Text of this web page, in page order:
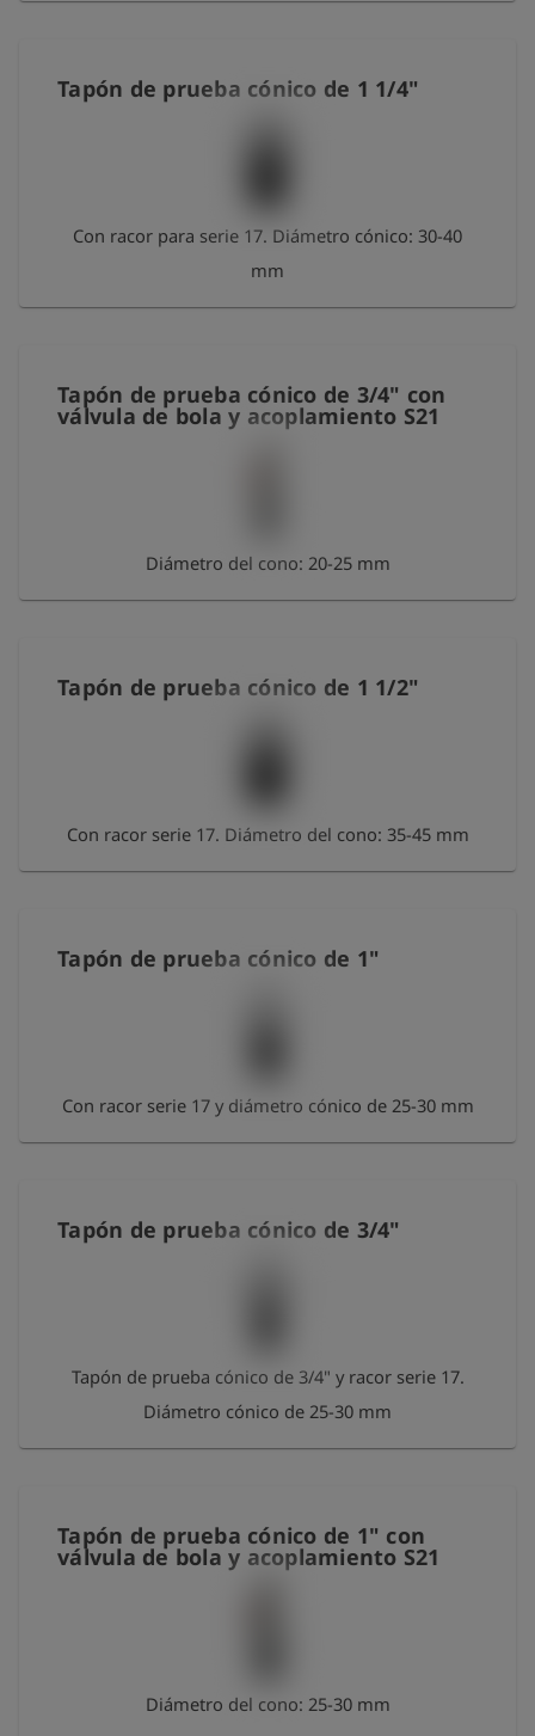
Tapón de prueba cónico de 1 1/4"
Con racor para serie 17. Diámetro cónico: 30-40
mm
Tapón de prueba cónico de 3/4" con
válvula de bola y acoplamiento S21
Diámetro del cono: 20-25 mm
Tapón de prueba cónico de 1 1/2"
Con racor serie 17. Diámetro del cono: 35-45 mm
Tapón de prueba cónico de 1"
Con racor serie 17 y diámetro cónico de 25-30 mm
Tapón de prueba cónico de 3/4"
Tapón de prueba cónico de 3/4" y racor serie 17.
Diámetro cónico de 25-30 mm
Tapón de prueba cónico de 1" con
válvula de bola y acoplamiento S21
Diámetro del cono: 25-30 mm